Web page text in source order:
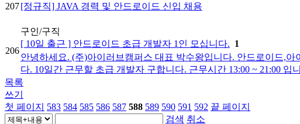
207[정규직] JAVA 경력 및 안드로이드 신입 채용
206
구인/구직
[ 10일 출근 ] 안드로이드 초급 개발자 1인 모십니다. 1
안녕하세요. (주)아이러브캠퍼스 대표 박수왕입니다. 안드로이드,
다. 10일간 근무할 초급 개발자 구합니다. 근무시간 13:00 ~ 21:00 입
목록
쓰기
첫 페이지
583 584 585 586 587 588 589 590 591 592 끝 페이지
검색 취소